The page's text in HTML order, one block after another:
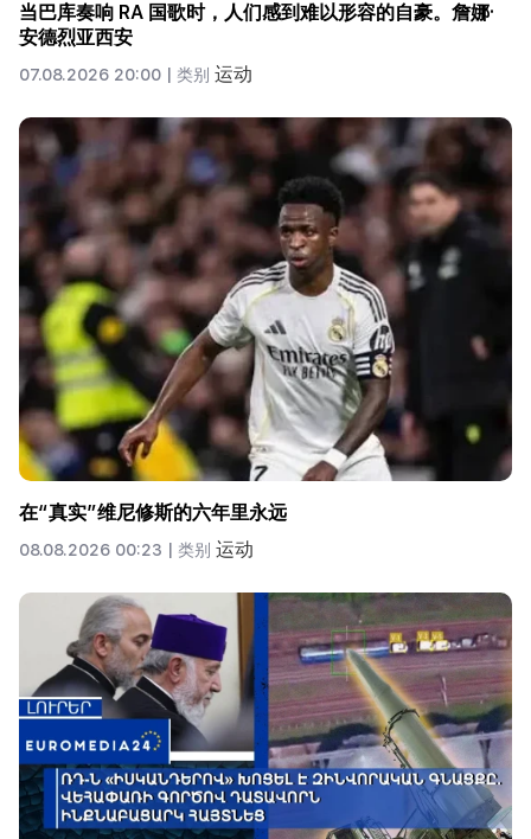
当巴库奏响 RA 国歌时，人们感到难以形容的自豪。詹娜·
安德烈亚西安
07.08.2026 20:00 | 类别 运动
在“真实”维尼修斯的六年里永远
08.08.2026 00:23 | 类别 运动